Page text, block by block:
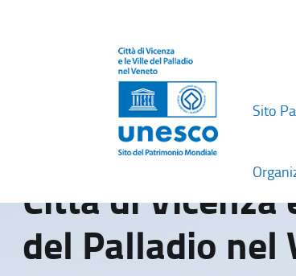
Sito
Città di Vicenza
del Palladio nel